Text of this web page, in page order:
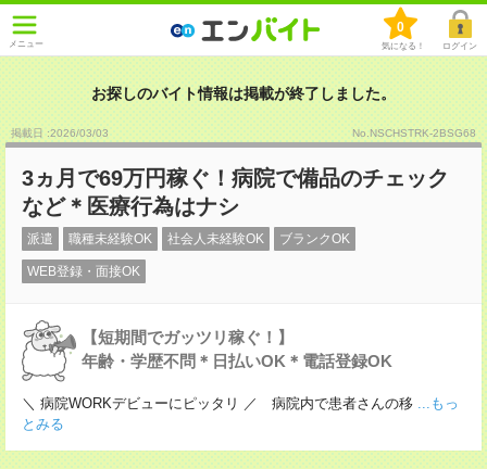
メニュー
0
気になる！ ログイン
お探しのバイト情報は掲載が終了しました。
掲載日 :2026/03/03 No.NSCHSTRK-2BSG68
3ヵ月で69万円稼ぐ！病院で備品のチェック
など＊医療行為はナシ
派遣 職種未経験OK 社会人未経験OK ブランクOK
WEB登録・面接OK
【短期間でガッツリ稼ぐ！】
年齢・学歴不問＊日払いOK＊電話登録OK
＼ 病院WORKデビューにピッタリ ／ 病院内で患者さんの移 ...もっ
とみる